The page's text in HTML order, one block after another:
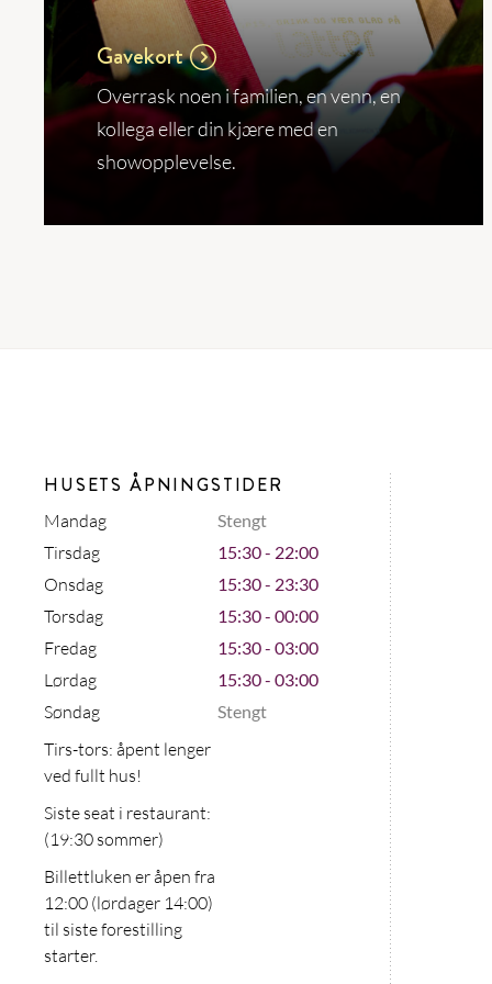
Gavekort
Overrask noen i familien, en venn, en
kollega eller din kjære med en
showopplevelse.
HUSETS ÅPNINGSTIDER
Mandag Stengt
Tirsdag 15:30 - 22:00
Onsdag 15:30 - 23:30
Torsdag 15:30 - 00:00
Fredag 15:30 - 03:00
Lørdag 15:30 - 03:00
Søndag Stengt
Tirs-tors: åpent lenger
ved fullt hus!
Siste seat i restaurant:
(19:30 sommer)
Billettluken er åpen fra
12:00 (lørdager 14:00)
til siste forestilling
starter.